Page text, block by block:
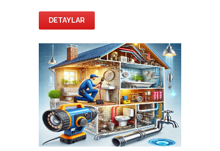
DETAYLAR